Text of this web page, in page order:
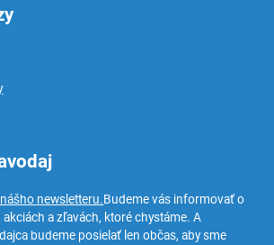
newsletteru.Budeme vás informovať o
a zľavách, ktoré chystáme. A
budeme posielať len občas, aby sme